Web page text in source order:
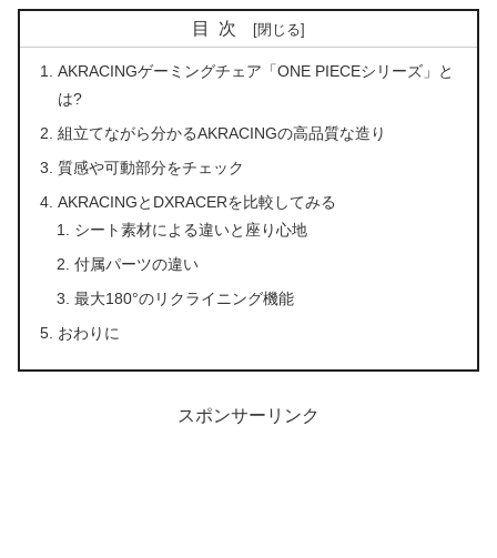
目次
AKRACINGゲーミングチェア「ONE PIECEシリーズ」と
は?
組立てながら分かるAKRACINGの高品質な造り
質感や可動部分をチェック
AKRACINGとDXRACERを比較してみる
シート素材による違いと座り心地
付属パーツの違い
最大180°のリクライニング機能
おわりに
スポンサーリンク